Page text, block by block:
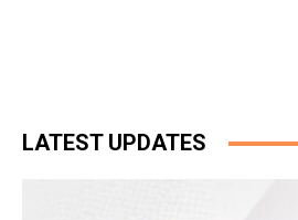
LATEST UPDATES